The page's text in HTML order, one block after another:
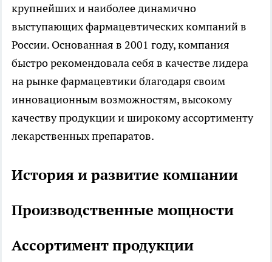
крупнейших и наиболее динамично
выступающих фармацевтических компаний в
России. Основанная в 2001 году, компания
быстро рекомендовала себя в качестве лидера
на рынке фармацевтики благодаря своим
инновационным возможностям, высокому
качеству продукции и широкому ассортименту
лекарственных препаратов.
История и развитие компании
Производственные мощности
Ассортимент продукции